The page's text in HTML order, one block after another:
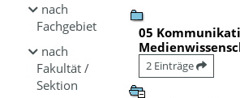
nach
Fachgebiet
nach
Fakultät /
Sektion
05
2 Einträge